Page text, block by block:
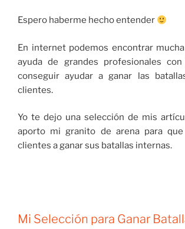
Espero haberme hecho entender
En internet podemos encontrar
ayuda de grandes profesionales
conseguir ayudar a ganar las
clientes.
Yo te dejo una selección de mis
aporto mi granito de arena para
clientes a ganar sus batallas internas.
Mi Selección para Ganar